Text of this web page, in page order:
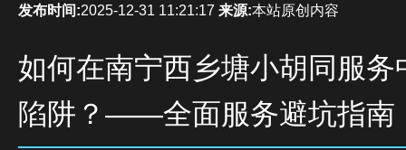
发布时间:2025-12-31 11:21:17 来源:本站原创内容
如何在南宁西乡塘小胡同服务
陷阱？——全面服务避坑指南